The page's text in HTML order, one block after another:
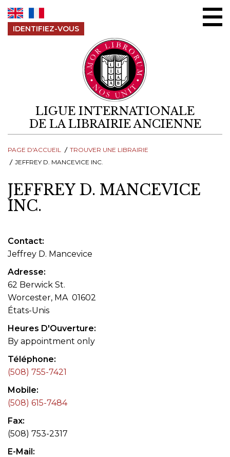
IDENTIFIEZ-VOUS
LIGUE INTERNATIONALE
DE LA LIBRAIRIE ANCIENNE
PAGE D'ACCUEIL
TROUVER UNE LIBRAIRIE
JEFFREY D. MANCEVICE INC.
JEFFREY D. MANCEVICE
INC.
Contact
Jeffrey D. Mancevice
Adresse
62 Berwick St.
Worcester, MA 01602
États-Unis
Heures D'Ouverture
By appointment only
Téléphone
(508) 755-7421
Mobile
(508) 615-7484
Fax
(508) 753-2317
E-Mail